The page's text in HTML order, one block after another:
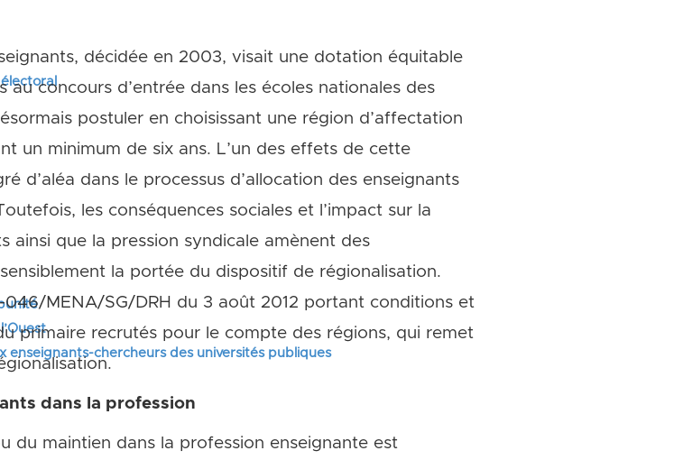
enseignants-chercheurs des universités publiques
décidée en 2003, visait une dotation équitable
concours d’entrée dans les écoles nationales des
postuler en choisissant une région d’affectation
un minimum de six ans. L’un des effets de cette
d’aléa dans le processus d’allocation des enseignants
les conséquences sociales et l’impact sur la
ainsi que la pression syndicale amènent des
la portée du dispositif de régionalisation.
046/MENA/SG/DRH du 3 août 2012 portant conditions et
primaire recrutés pour le compte des régions, qui remet
dans la profession
du maintien dans la profession enseignante est